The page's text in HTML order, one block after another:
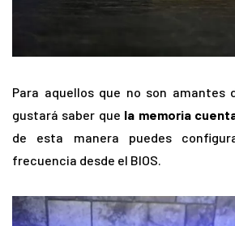
Para aquellos que no son amantes
gustará saber que la memoria
de esta manera puedes
frecuencia desde el BIOS.